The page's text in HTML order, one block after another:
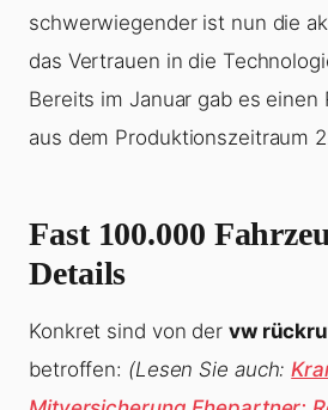
schwerwiegender ist nun die
das Vertrauen in die
Bereits im Januar gab es einen
aus dem Produktionszeitraum
Fast 100.000
Details
Konkret sind von der vw
betroffen: (Lesen Sie auch: